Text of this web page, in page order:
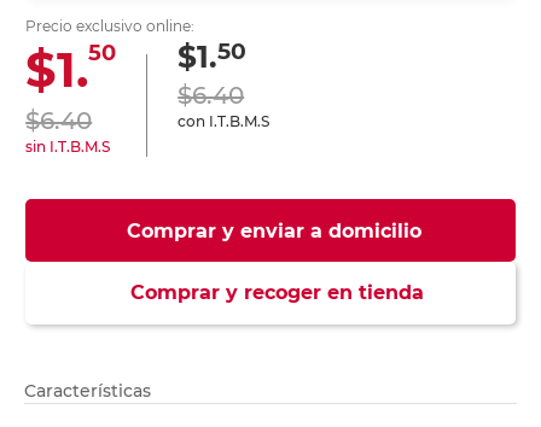
Precio exclusivo online:
$1.50
$6.40
sin I.T.B.M.S
$1.50
$6.40
con I.T.B.M.S
Comprar y enviar a domicilio
Comprar y recoger en tienda
Características